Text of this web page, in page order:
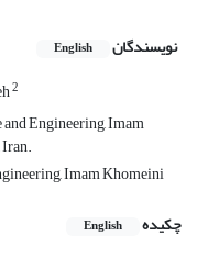
نویسندگان English
2
and Engineering, Imam
Imam Khomeini
چکیده
English